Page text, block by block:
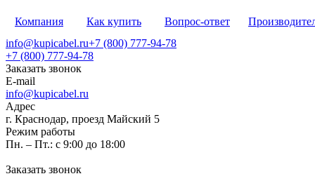
Компания Как купить Вопрос-ответ
info@kupicabel.ru+7 (800) 777-94-78
+7 (800) 777-94-78
Заказать звонок
E-mail
info@kupicabel.ru
Адрес
г. Краснодар, проезд Майский 5
Режим работы
Пн. – Пт.: с 9:00 до 18:00
Заказать звонок